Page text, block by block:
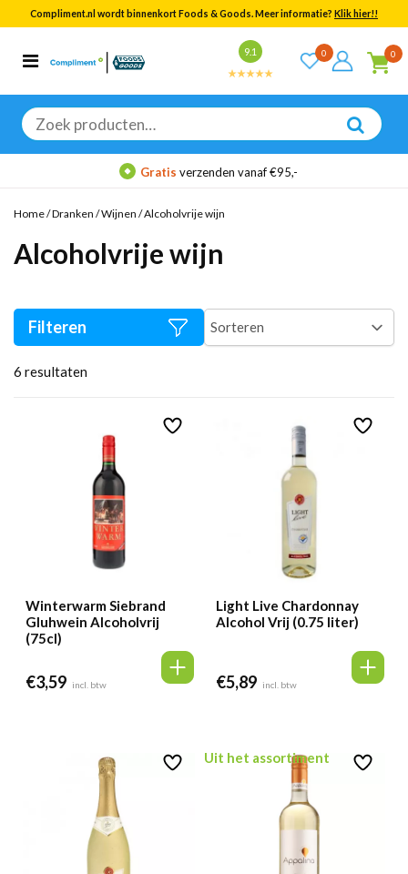
Compliment.nl wordt binnenkort Foods & Goods. Meer informatie? Klik hier!!
9.1 0 0
Zoeken
naar:
Categorieën
Bekijk alle resultaten
Gratis verzenden vanaf €95,-
Home/Dranken /Wijnen /Alcoholvrije wijn
Alcoholvrije wijn
6 resultaten
Filteren
Winterwarm Siebrand
Gluhwein Alcoholvrij
(75cl)
€3,59 incl. btw
Light Live Chardonnay
Alcohol Vrij (0.75 liter)
€5,89 incl. btw
Uit het assortiment